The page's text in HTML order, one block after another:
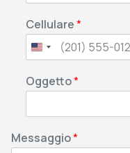
Cellulare*
Oggetto*
Messaggio*